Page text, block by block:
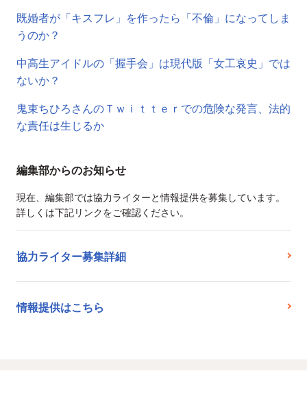
既婚者が「キスフレ」を作ったら「不倫」になってしま
うのか？
中高生アイドルの「握手会」は現代版「女工哀史」では
ないか？
鬼束ちひろさんのＴｗｉｔｔｅｒでの危険な発言、法的
な責任は生じるか
編集部からのお知らせ
現在、編集部では協力ライターと情報提供を募集しています。
詳しくは下記リンクをご確認ください。
協力ライター募集詳細
情報提供はこちら